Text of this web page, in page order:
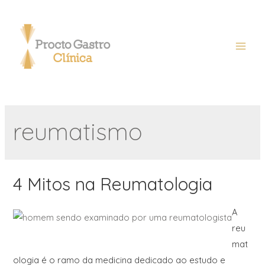
reumatismo
4 Mitos na Reumatologia
A
reu
mat
ologia é o ramo da medicina dedicado ao estudo e